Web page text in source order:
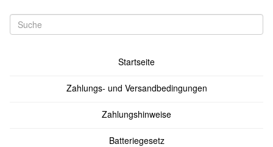
Startseite
Zahlungs- und Versandbedingungen
Zahlungshinweise
Batteriegesetz